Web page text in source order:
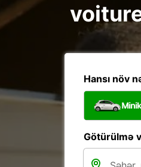
Hansı növ
Götürülmə